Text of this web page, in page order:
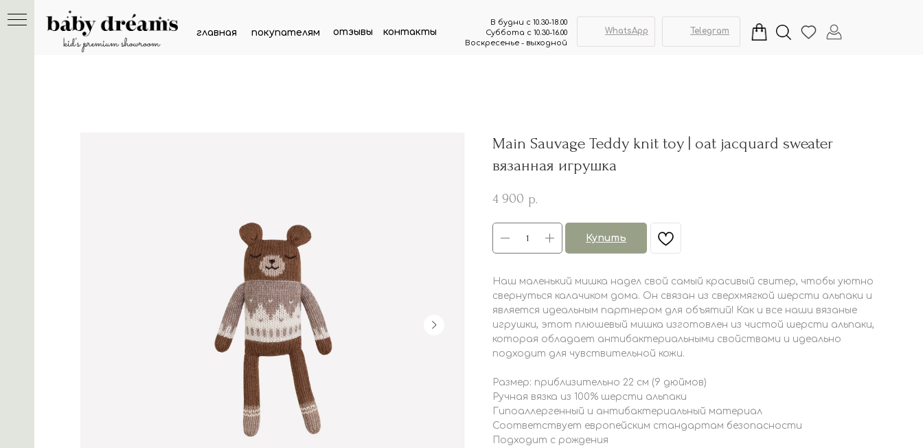
Telegram
контакты
отзывы
покупателям
главная WhatsApp
В будни с 10.30-18.00
Суббота с 10.30-16.00
Воскресенье - выходной
Main Sauvage Teddy knit toy | oat jacquard sweater
вязанная игрушка
4 900 р.
Купить
Наш маленький мишка надел свой самый красивый свитер, чтобы уютно
свернуться калачиком дома. Он связан из сверхмягкой шерсти альпаки и
является идеальным партнером для объятий! Как и все наши вязаные
игрушки, этот плюшевый мишка изготовлен из чистой шерсти альпаки,
которая обладает антибактериальными свойствами и идеально
подходит для чувствительной кожи.
Размер: приблизительно 22 см (9 дюймов)
Ручная вязка из 100% шерсти альпаки
Гипоаллергенный и антибактериальный материал
Соответствует европейским стандартам безопасности
Подходит с рождения